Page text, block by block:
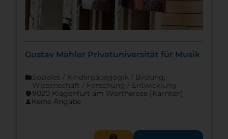
Gustav Mahler Privatuniversität für Musik
folderSoziales / Kinderpädagogik / Bildung,
Wissenschaft / Forschung / Entwicklung
location_on9020 Klagenfurt am Wörthersee (Kärnten)
person Keine Angabe